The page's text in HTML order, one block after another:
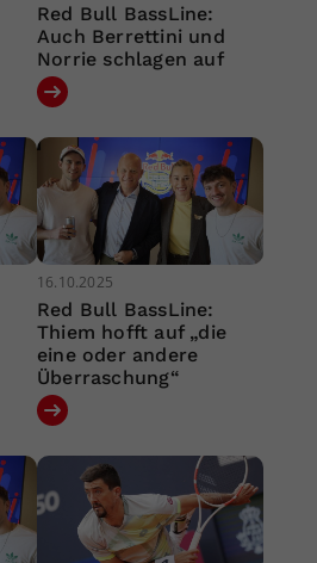
Red Bull BassLine:
Auch Berrettini und
Norrie schlagen auf
16.10.2025
Red Bull BassLine:
Thiem hofft auf „die
eine oder andere
Überraschung“